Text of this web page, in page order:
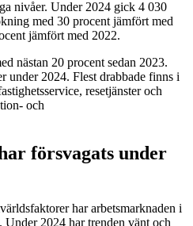
nivåer. Under 2024 gick 4 030
med 30 procent jämfört med
jämfört med 2022.
nästan 20 procent sedan 2023.
under 2024. Flest drabbade finns i
resetjänster och
och
försvagats under
har arbetsmarknaden i
2024 har trenden vänt och